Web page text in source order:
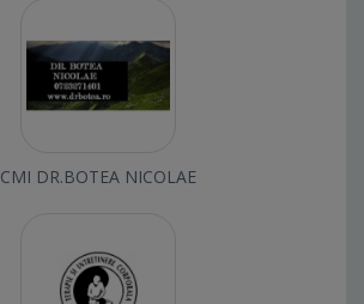
CMI DR.BOTEA NICOLAE